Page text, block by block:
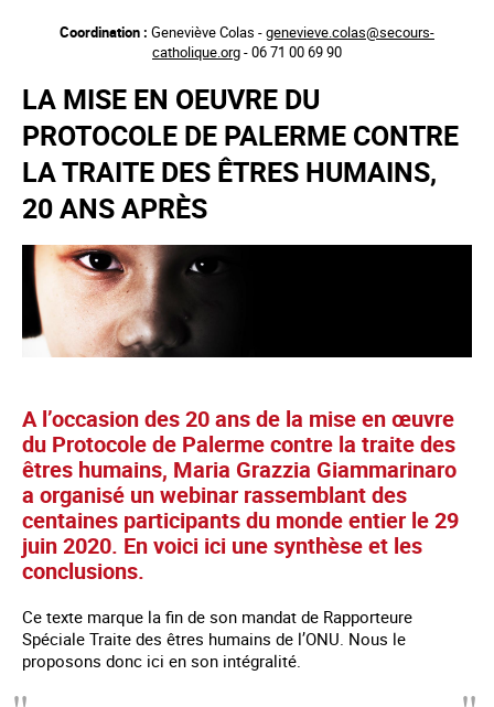
principal
Coordination : Geneviève Colas -genevieve.colas@secours-
catholique.org- 06 71 00 69 90
LA MISE EN OEUVRE DU
PROTOCOLE DE PALERME CONTRE
LA TRAITE DES ÊTRES HUMAINS,
20 ANS APRÈS
A l’occasion des 20 ans de la mise en œuvre
du Protocole de Palerme contre la traite des
êtres humains, Maria Grazzia Giammarinaro
a organisé un webinar rassemblant des
centaines participants du monde entier le 29
juin 2020. En voici ici une synthèse et les
conclusions.
Ce texte marque la fin de son mandat de Rapporteure
Spéciale Traite des êtres humains de l’ONU. Nous le
proposons donc ici en son intégralité.